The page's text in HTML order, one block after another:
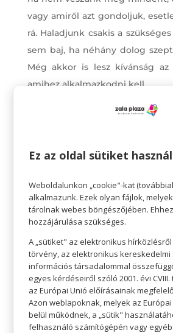
vagy amiről azt gondoljuk,
rá. Haladjunk csakis a
sem baj, ha néhány dolog
Még akkor is lesz kívánság az
amihez alkalmazkodni kell.
Gondolkodjunk logikusan, ne
spórolhatunk anyagilag is.
Ez az oldal sütiket használ
Weboldalunkon „cookie"-kat
alkalmazunk. Ezek olyan fájlok,
tárolnak webes böngészőjében.
hozzájárulása szükséges.
A „sütiket" az elektronikus hírközlésről
törvény, az elektronikus kereskedelmi
információs társadalommal
egyes kérdéseiről szóló 2001. évi
az Európai Unió előírásainak
Azon weblapoknak, melyek az
belül működnek, a „sütik"
felhasználó számítógépén vagy